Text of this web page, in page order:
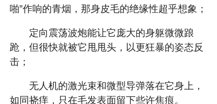
啪”作响的青烟，那身皮毛的绝缘性超乎想象；
定向震荡波炮能让它庞大的身躯微微踉
跄，但很快就被它甩甩头，以更狂暴的姿态反
击；
无人机的激光束和微型导弹落在它身上，
如同挠痒，只在毛发表面留下些许焦痕。